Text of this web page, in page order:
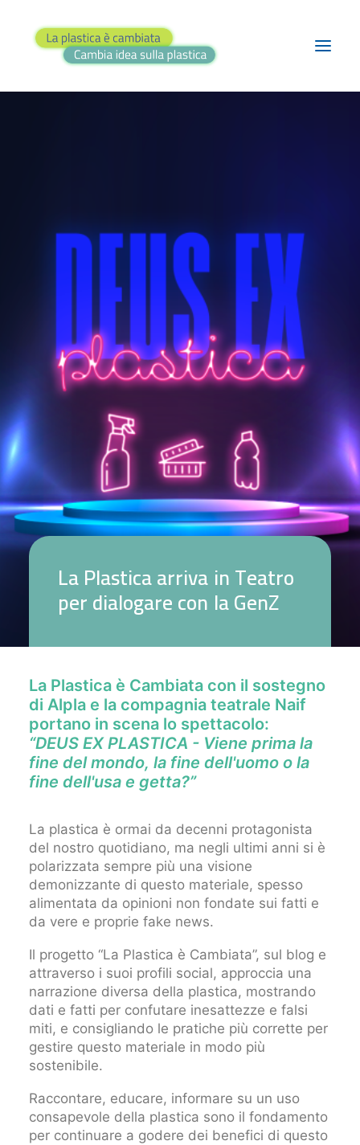
FAI IL QUIZ!
CONTATTI
LaPlasticaarrivainTeatro
perdialogarecon laGenZ
La Plastica è Cambiata con il sostegno
di Alpla e la compagnia teatrale Naif
portano in scena lo spettacolo:
“DEUS EX PLASTICA - Viene prima la
fine del mondo, la fine dell'uomo o la
fine dell'usa e getta?”
La plastica è ormai da decenni protagonista
del nostro quotidiano, ma negli ultimi anni si è
polarizzata sempre più una visione
demonizzante di questo materiale, spesso
alimentata da opinioni non fondate sui fatti e
da vere e proprie fake news.
Il progetto “La Plastica è Cambiata”, sul blog e
attraverso i suoi profili social, approccia una
narrazione diversa della plastica, mostrando
dati e fatti per confutare inesattezze e falsi
miti, e consigliando le pratiche più corrette per
gestire questo materiale in modo più
sostenibile.
Raccontare, educare, informare su un uso
consapevole della plastica sono il fondamento
per continuare a godere dei benefici di questo